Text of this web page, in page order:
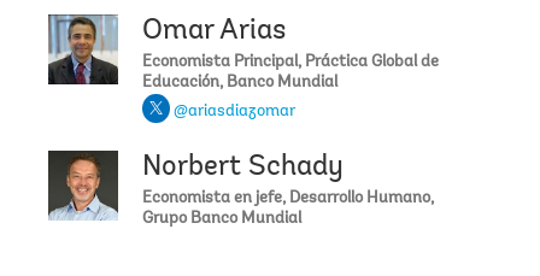
Analía Martínez
Para obtener más información sobre el trabajo del Banco
www.bancomundial.org
Analía Martínez
Omar Arias
Economista Principal, Práctica Global de
Educación, Banco Mundial
@ariasdiazomar
Norbert Schady
Economista en jefe, Desarrollo Humano,
Grupo Banco Mundial